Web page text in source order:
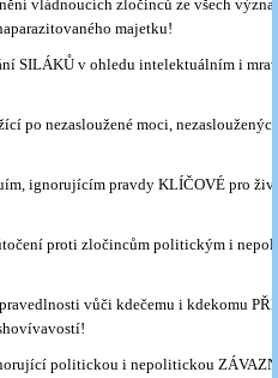
vládnoucích zločinců ze všech
majetku!
SILÁKŮ v ohledu intelektuálním i
po nezasloužené moci,
ignorujícím pravdy KLÍČOVÉ pro
proti zločincům politickým i
vůči kdečemu i kdekomu
politickou i nepolitickou